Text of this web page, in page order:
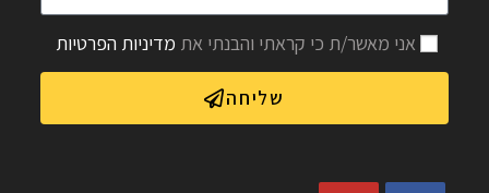
אני מאשר/ת כי קראתי והבנתי את מדיניות הפרטיות
שליחה